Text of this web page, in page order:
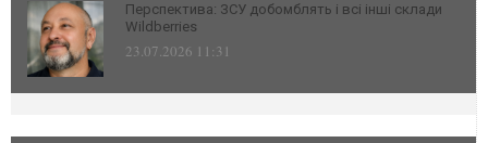
Перспектива: ЗСУ добомблять і всі інші склади
Wildberries
23.07.2026 11:31